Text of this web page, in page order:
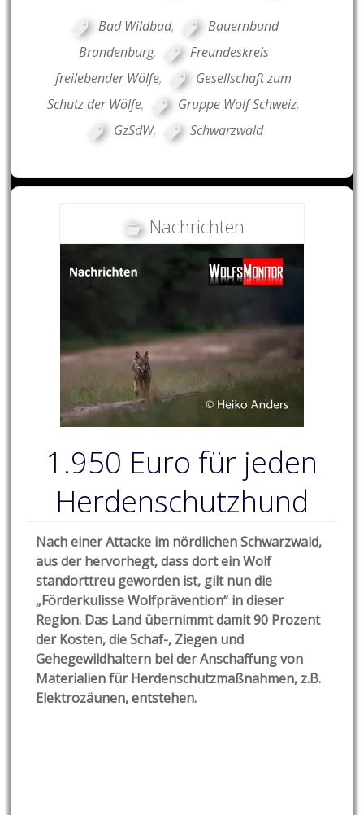
Bad Wildbad,
Bauernbund
Brandenburg,
Freundeskreis
freilebender Wölfe,
Gesellschaft zum
Schutz der Wölfe, Gruppe Wolf Schweiz,
GzSdW, Schwarzwald
Nachrichten
1.950 Euro für jeden
Herdenschutzhund
Nach einer Attacke im nördlichen Schwarzwald,
aus der hervorhegt, dass dort ein Wolf
standorttreu geworden ist, gilt nun die
„Förderkulisse Wolfprävention“ in dieser
Region. Das Land übernimmt damit 90 Prozent
der Kosten, die Schaf-, Ziegen und
Gehegewildhaltern bei der Anschaffung von
Materialien für Herdenschutzmaßnahmen, z.B.
Elektrozäunen, entstehen.